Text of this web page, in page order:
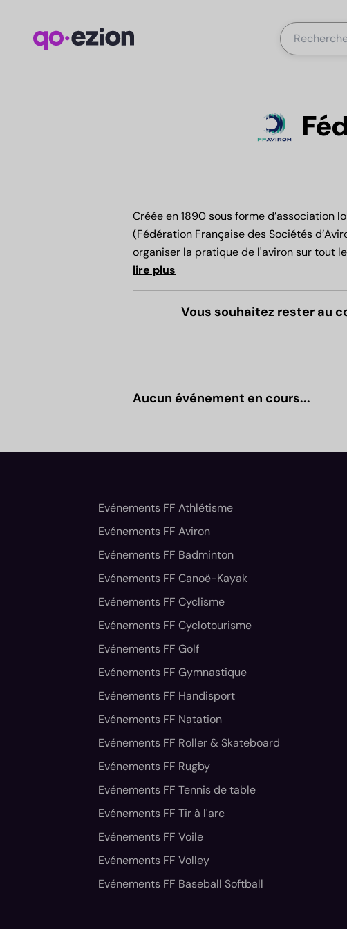
Créée en 1890 sous forme d’association
(Fédération Française des Sociétés
organiser la pratique de l'aviron sur tout
lire plus
Vous souhaitez rester au
Aucun événement en cours...
Evénements FF Athlétisme
Evénements FF Aviron
Evénements FF Badminton
Evénements FF Canoë-Kayak
Evénements FF Cyclisme
Evénements FF Cyclotourisme
Evénements FF Golf
Evénements FF Gymnastique
Evénements FF Handisport
Evénements FF Natation
Evénements FF Roller & Skateboard
Evénements FF Rugby
Evénements FF Tennis de table
Evénements FF Tir à l'arc
Evénements FF Voile
Evénements FF Volley
Evénements FF Baseball Softball